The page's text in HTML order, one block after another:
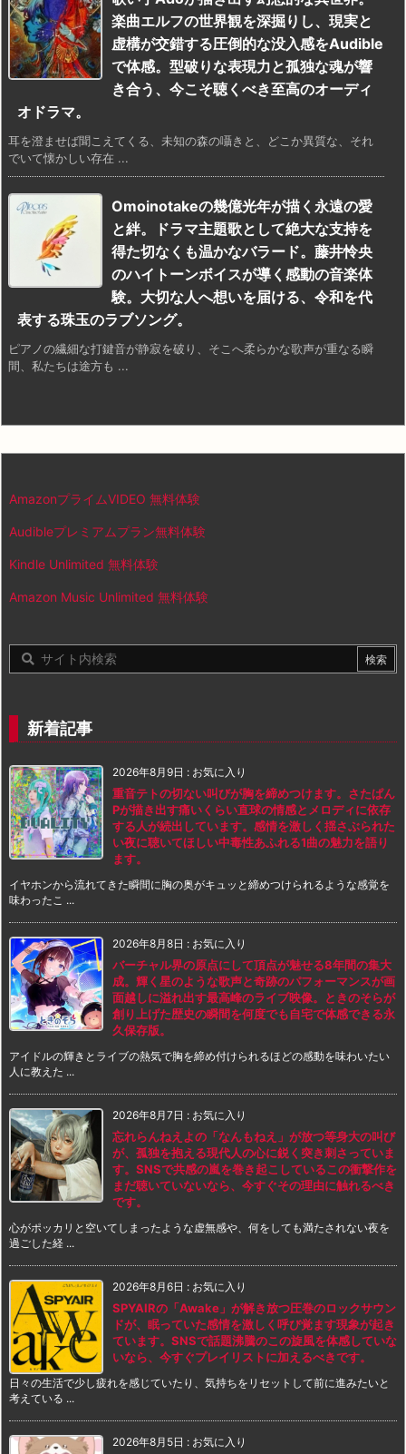
楽曲エルフの世界観を深掘りし、現実と
虚構が交錯する圧倒的な没入感をAudible
で体感。型破りな表現力と孤独な魂が響
き合う、今こそ聴くべき至高のオーディ
オドラマ。
耳を澄ませば聞こえてくる、未知の森の囁きと、どこか異質な、それ
でいて懐かしい存在 ...
Omoinotakeの幾億光年が描く永遠の愛
と絆。ドラマ主題歌として絶大な支持を
得た切なくも温かなバラード。藤井怜央
のハイトーンボイスが導く感動の音楽体
験。大切な人へ想いを届ける、令和を代
表する珠玉のラブソング。
ピアノの繊細な打鍵音が静寂を破り、そこへ柔らかな歌声が重なる瞬
間、私たちは途方も ...
AmazonプライムVIDEO 無料体験
Audibleプレミアムプラン無料体験
Kindle Unlimited 無料体験
Amazon Music Unlimited 無料体験
新着記事
2026年8月9日 : お気に入り
重音テトの切ない叫びが胸を締めつけます。さたぱん
Pが描き出す痛いくらい直球の情感とメロディに依存
する人が続出しています。感情を激しく揺さぶられた
い夜に聴いてほしい中毒性あふれる1曲の魅力を語り
ます。
イヤホンから流れてきた瞬間に胸の奥がキュッと締めつけられるような感覚を
味わったこ ...
2026年8月8日 : お気に入り
バーチャル界の原点にして頂点が魅せる8年間の集大
成。輝く星のような歌声と奇跡のパフォーマンスが画
面越しに溢れ出す最高峰のライブ映像。ときのそらが
創り上げた歴史の瞬間を何度でも自宅で体感できる永
久保存版。
アイドルの輝きとライブの熱気で胸を締め付けられるほどの感動を味わいたい
人に教えた ...
2026年8月7日 : お気に入り
忘れらんねえよの「なんもねえ」が放つ等身大の叫び
が、孤独を抱える現代人の心に鋭く突き刺さっていま
す。SNSで共感の嵐を巻き起こしているこの衝撃作を
まだ聴いていないなら、今すぐその理由に触れるべき
です。
心がポッカリと空いてしまったような虚無感や、何をしても満たされない夜を
過ごした経 ...
2026年8月6日 : お気に入り
SPYAIRの「Awake」が解き放つ圧巻のロックサウン
ドが、眠っていた感情を激しく呼び覚ます現象が起き
ています。SNSで話題沸騰のこの旋風を体感していな
いなら、今すぐプレイリストに加えるべきです。
日々の生活で少し疲れを感じていたり、気持ちをリセットして前に進みたいと
考えている ...
2026年8月5日 : お気に入り